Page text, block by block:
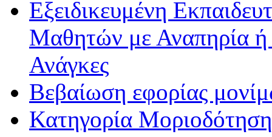
Εξειδικευμένη
Μαθητών με Αναπηρία ή /
Ανάγκες
Βεβαίωση εφορίας
Κατηγορία